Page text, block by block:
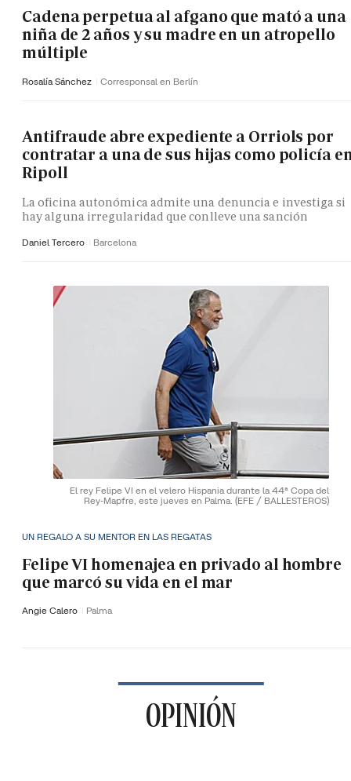
Cadena perpetua al afgano que mató a una
niña de 2 años y su madre en un atropello
múltiple
Rosalía Sánchez Corresponsal en Berlín
Antifraude abre expediente a Orriols por
contratar a una de sus hijas como policía
Ripoll
La oficina autonómica admite una denuncia e investiga si
hay alguna irregularidad que conlleve una sanción
Daniel Tercero Barcelona
El rey Felipe VI en el velero Hispania durante la 44ª Copa del
Rey-Mapfre, este jueves en Palma. (EFE / BALLESTEROS)
UN REGALO A SU MENTOR EN LAS REGATAS
Felipe VI homenajea en privado al hombre
que marcó su vida en el mar
Angie Calero Palma
OPINIÓN